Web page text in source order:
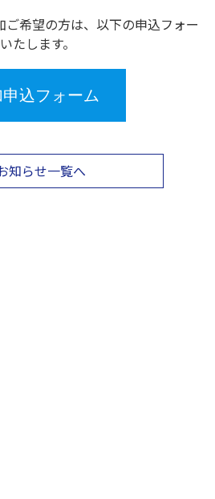
ご希望の方は、以下の申込フォー
たします。
込フォーム
知らせ一覧へ